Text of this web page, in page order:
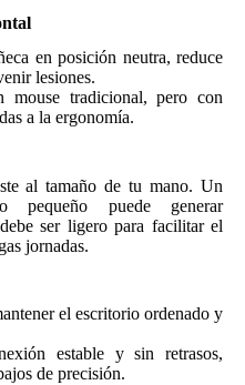
en posición neutra, reduce
lesiones.
mouse tradicional, pero con
a la ergonomía.
al tamaño de tu mano. Un
pequeño puede generar
ser ligero para facilitar el
jornadas.
el escritorio ordenado y
estable y sin retrasos,
de precisión.